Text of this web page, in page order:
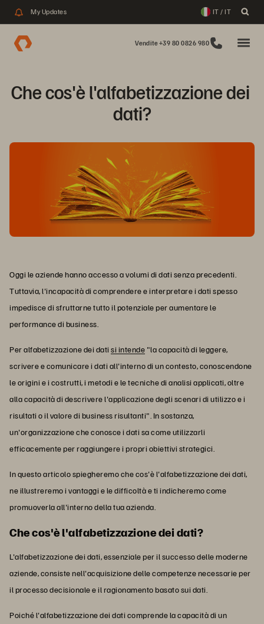
My Updates IT / IT
Vendite +39 80 0826 980
Che cos'è l'alfabetizzazione dei
dati?
Oggi le aziende hanno accesso a volumi di dati senza precedenti.
Tuttavia, l'incapacità di comprendere e interpretare i dati spesso
impedisce di sfruttarne tutto il potenziale per aumentare le
performance di business.
Per alfabetizzazione dei dati si intende "la capacità di leggere,
scrivere e comunicare i dati all'interno di un contesto, conoscendone
le origini e i costrutti, i metodi e le tecniche di analisi applicati, oltre
alla capacità di descrivere l'applicazione degli scenari di utilizzo e i
risultati o il valore di business risultanti". In sostanza,
un'organizzazione che conosce i dati sa come utilizzarli
efficacemente per raggiungere i propri obiettivi strategici.
In questo articolo spiegheremo che cos'è l'alfabetizzazione dei dati,
ne illustreremo i vantaggi e le difficoltà e ti indicheremo come
promuoverla all'interno della tua azienda.
Che cos'è l'alfabetizzazione dei dati?
L'alfabetizzazione dei dati, essenziale per il successo delle moderne
aziende, consiste nell'acquisizione delle competenze necessarie per
il processo decisionale e il ragionamento basato sui dati.
Poiché l'alfabetizzazione dei dati comprende la capacità di un